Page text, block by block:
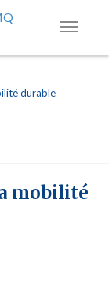
durable
mobilité